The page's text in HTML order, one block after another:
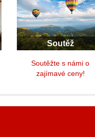
Soutěž
Soutěžte s námi o
zajímavé ceny!